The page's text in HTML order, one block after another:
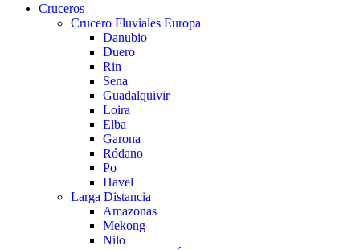
buscar
Menu
Cruceros
Crucero Fluviales Europa
Danubio
Duero
Rin
Sena
Guadalquivir
Loira
Elba
Garona
Ródano
Po
Havel
Larga Distancia
Amazonas
Mekong
Nilo